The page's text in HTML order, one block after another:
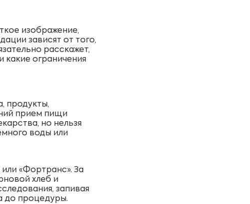
изображение,
зависят от того,
расскажет,
какие ограничения
продукты,
прием пищи
но нельзя
воды или
«Фортранс». За
хлеб и
запивая
до процедуры.